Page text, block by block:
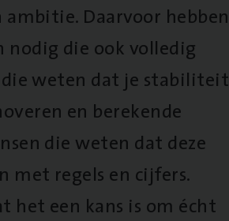
Daarvoor hebben
nodig die ook volledig
weten dat je stabiliteit
en berekende
die weten dat deze
met regels en cijfers.
het een kans is om écht